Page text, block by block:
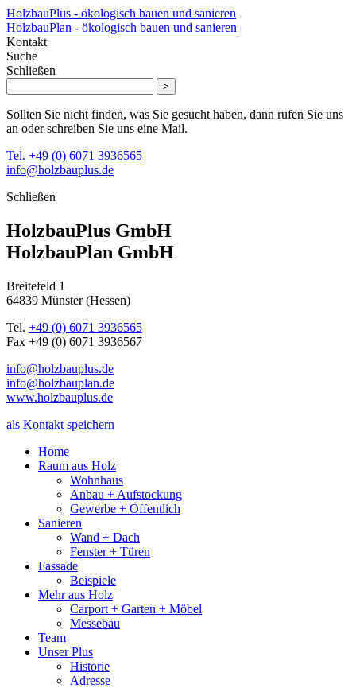
HolzbauPlus - ökologisch bauen und sanieren
HolzbauPlan - ökologisch bauen und sanieren
Kontakt
Suche
Schließen
>
Sollten Sie nicht finden, was Sie gesucht haben, dann rufen Sie uns
an oder schreiben Sie uns eine Mail.
Tel. +49 (0) 6071 3936565
info@holzbauplus.de
Schließen
HolzbauPlus GmbH
HolzbauPlan GmbH
Breitefeld 1
64839 Münster (Hessen)
Tel. +49 (0) 6071 3936565
Fax +49 (0) 6071 3936567
info@holzbauplus.de
info@holzbauplan.de
www.holzbauplus.de
als Kontakt speichern
Home
Raum aus Holz
Wohnhaus
Anbau + Aufstockung
Gewerbe + Öffentlich
Sanieren
Wand + Dach
Fenster + Türen
Fassade
Beispiele
Mehr aus Holz
Carport + Garten + Möbel
Messebau
Team
Unser Plus
Historie
Adresse